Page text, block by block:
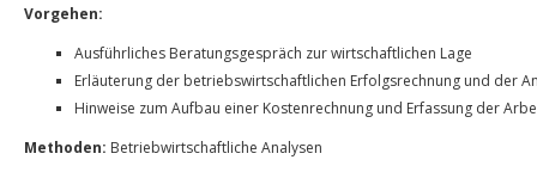
Vorgehen:
Ausführliches Beratungsgespräch zur wirtschaftlichen Lage
Erläuterung der betriebswirtschaftlichen Erfolgsrechnung und der
Hinweise zum Aufbau einer Kostenrechnung und Erfassung der
Methoden: Betriebwirtschaftliche Analysen